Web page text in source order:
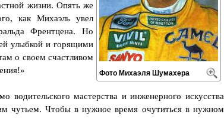
Фото Михаэля Шумахера
жизни. Опять же
как Михаэль увел
Френтцена. Но
улыбкой и горящими
о своем счастливом
мастерства и инженерного искусства
чутьем. Чтобы в нужное время очутиться в нужном